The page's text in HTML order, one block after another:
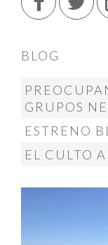
BLOG
GRUPOS
ESTRENO
EL CULTO